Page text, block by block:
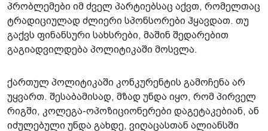
პრობლემები იმ ძველ პარტიებსაც აქვთ, რომელთაც
ტრადიციულად ძლიერი სპონსორები ჰყავდათ. თუ
გაქვს ფინანსური სახსრები, მაშინ შედარებით
გაგიადვილდება პოლიტიკაში მოსვლა.
ქართულ პოლიტიკაში კონკურენტის გამოჩენა არ
უყვართ. შესაბამისად, მზად უნდა იყო, რომ პირველ
რიგში, კოლეგა-ოპოზიცი­ონერები დაგეტაკებიან, ან
იძულებული უნდა გახდე, ვიღაცასთან ალიანსში